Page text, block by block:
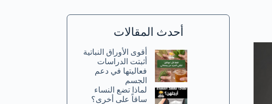
أحدث المقالات
أقوى الأوراق النباتية
أثبتت الدراسات
فعاليتها في دعم
الجسم
لماذا تضع النساء
ساقاً على أخرى؟